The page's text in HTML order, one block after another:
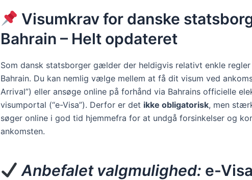
Visumkrav for danske
Bahrain – Helt opdateret
Som dansk statsborger gælder der heldigvis relativt enkle
Bahrain. Du kan nemlig vælge mellem at få dit visum ved
Arrival”) eller ansøge online på forhånd via Bahrains officielle
visumportal (“e-Visa”). Derfor er det ikke obligatorisk, men
søger online i god tid hjemmefra for at undgå forsinkelser og
ankomsten.
Anbefalet valgmulighed: e-